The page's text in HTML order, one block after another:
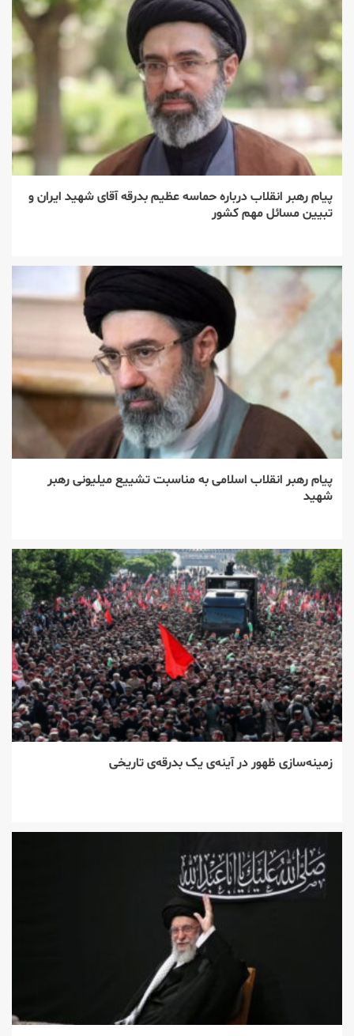
پیام رهبر انقلاب درباره حماسه عظیم بدرقه آقای شهید ایران و
تبیین مسائل مهم کشور
پیام رهبر انقلاب اسلامی به مناسبت تشییع میلیونی رهبر
شهید
زمینه‌سازی ظهور در آینه‌ی یک بدرقه‌ی تاریخی